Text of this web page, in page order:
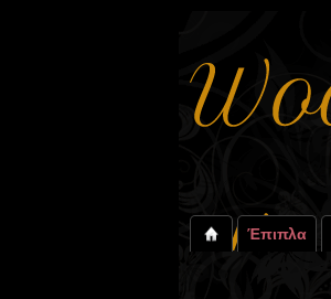
Έπιπλα